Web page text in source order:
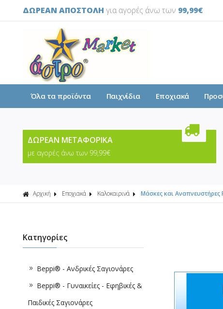
ΔΩΡΕΑΝ ΑΠΟΣΤΟΛΗ για αγορές άνω των 99,99€
Όλα τα προϊόντα Παιχνίδια Εποχιακά
ΔΩΡΕΑΝ ΜΕΤΑΦΟΡΙΚΑ
με αγορές άνω των 99,99€
Αρχική Εποχιακά Καλοκαιρινά Μάσκες και Αναπνευστήρες
Κατηγορίες
Beppi® - Ανδρικές Σαγιονάρες
Beppi® - Γυναικείες - Εφηβικές &
Παιδικές Σαγιονάρες